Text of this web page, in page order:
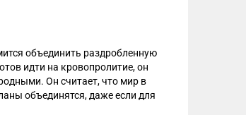
объединить раздробленную
идти на кровопролитие, он
Он считает, что мир в
объединятся, даже если для